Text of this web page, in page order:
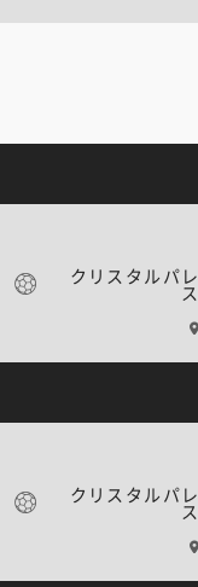
クリスタルパレ
ス
クリスタルパレ
ス